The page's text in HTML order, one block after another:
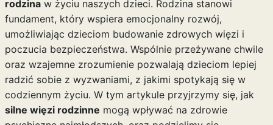
rodzinaw życiu naszych dzieci. Rodzina stanowi
fundament, który wspiera emocjonalny rozwój,
umożliwiając dzieciom budowanie zdrowych więzi i
poczucia bezpieczeństwa. Wspólnie przeżywane chwile
oraz wzajemne zrozumienie pozwalają dzieciom lepiej
radzić sobie z wyzwaniami, z jakimi spotykają się w
codziennym życiu. W tym artykule przyjrzymy się, jak
silne więzi rodzinne mogą wpływać na zdrowie